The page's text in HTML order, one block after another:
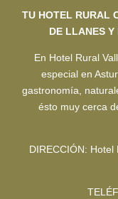
TU HOTEL RURAL
DE LLANES Y
En Hotel Rural
especial en
gastronomía,
ésto muy cerca
DIRECCIÓN: